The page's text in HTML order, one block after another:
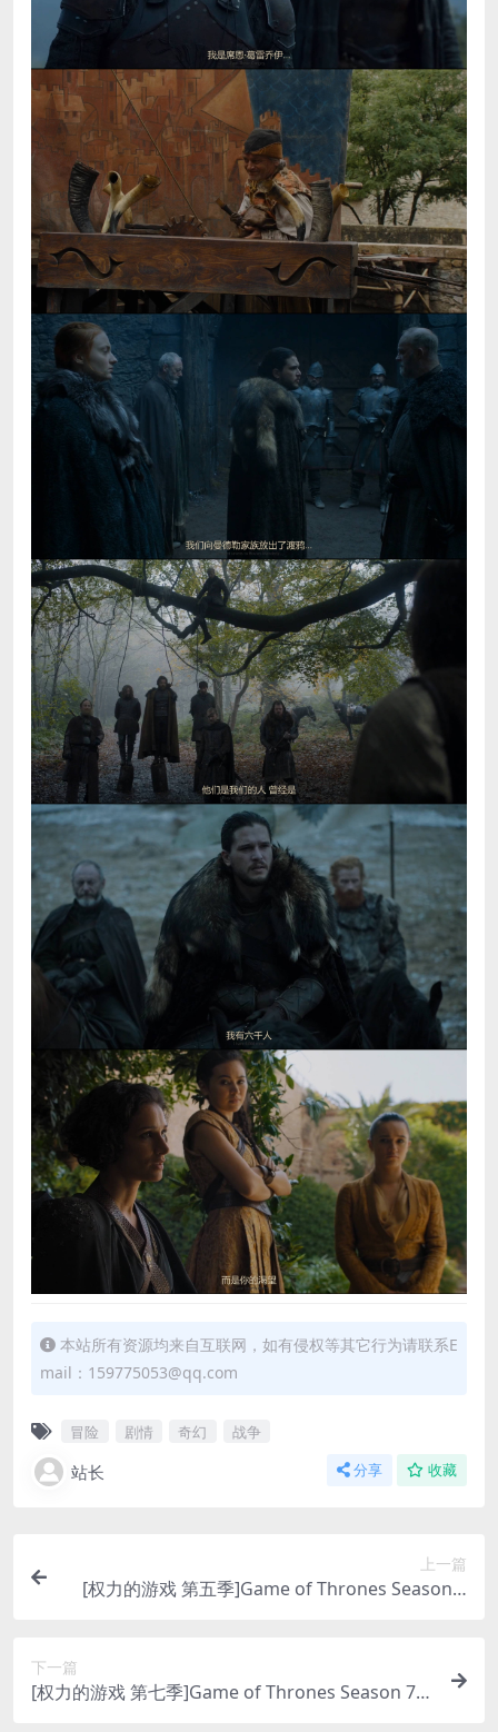
本站所有资源均来自互联网，如有侵权等其它行为请联系E
mail：159775053@qq.com
冒险 剧情 奇幻 战争
站长 分享 收藏
上一篇
[权力的游戏 第五季]Game of Thrones Season 5
下一篇
[权力的游戏 第七季]Game of Thrones Season 7